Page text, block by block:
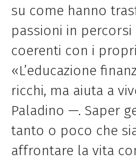
su come hanno
passioni in
coerenti con i
«L’educazione
ricchi, ma aiuta a
Paladino —. Saper
tanto o poco che
affrontare la vita